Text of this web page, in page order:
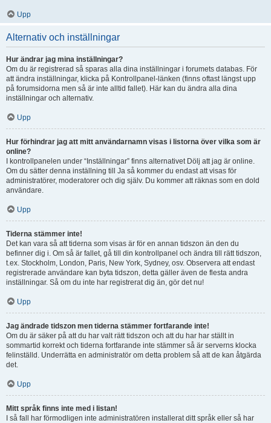
Upp
Alternativ och inställningar
Hur ändrar jag mina inställningar?
Om du är registrerad så sparas alla dina inställningar i forumets databas. För
att ändra inställningar, klicka på Kontrollpanel-länken (finns oftast längst upp
på forumsidorna men så är inte alltid fallet). Här kan du ändra alla dina
inställningar och alternativ.
Upp
Hur förhindrar jag att mitt användarnamn visas i listorna över vilka som är
online?
I kontrollpanelen under “Inställningar” finns alternativet Dölj att jag är online.
Om du sätter denna inställning till Ja så kommer du endast att visas för
administratörer, moderatorer och dig själv. Du kommer att räknas som en dold
användare.
Upp
Tiderna stämmer inte!
Det kan vara så att tiderna som visas är för en annan tidszon än den du
befinner dig i. Om så är fallet, gå till din kontrollpanel och ändra till rätt tidszon,
t.ex. Stockholm, London, Paris, New York, Sydney, osv. Observera att endast
registrerade användare kan byta tidszon, detta gäller även de flesta andra
inställningar. Så om du inte har registrerat dig än, gör det nu!
Upp
Jag ändrade tidszon men tiderna stämmer fortfarande inte!
Om du är säker på att du har valt rätt tidszon och att du har har ställt in
sommartid korrekt och tiderna fortfarande inte stämmer så är serverns klocka
felinställd. Underrätta en administratör om detta problem så att de kan åtgärda
det.
Upp
Mitt språk finns inte med i listan!
I så fall har förmodligen inte administratören installerat ditt språk eller så har